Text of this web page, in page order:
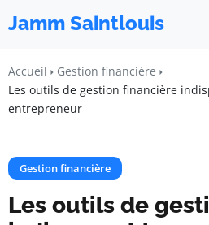
Jamm Saintlouis
Accueil
Gestion financière
Les outils de gestion financière
entrepreneur
Gestion financière
Les outils de